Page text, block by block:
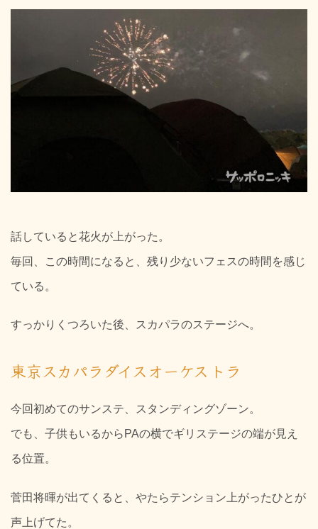
話していると花火が上がった。
毎回、この時間になると、残り少ないフェスの時間を感じ
ている。
すっかりくつろいた後、スカパラのステージへ。
東京スカパラダイスオーケストラ
今回初めてのサンステ、スタンディングゾーン。
でも、子供もいるからPAの横でギリステージの端が見え
る位置。
菅田将暉が出てくると、やたらテンション上がったひとが
声上げてた。